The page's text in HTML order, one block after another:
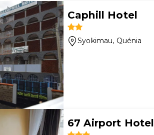
Caphill Hotel
Syokimau, Quénia
67 Airport Hotel